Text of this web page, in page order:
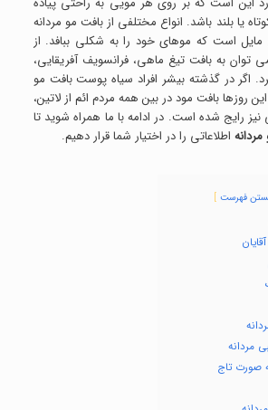
یا بلند باشد. انواع مختلفی از بافت مو مردانه
است که موهای خود را به شکلی ببافد. از
توان به بافت تیغ ماهی، فرانسویف آفریقایی،
اگر در گذشته بیشر افراد سیاه پوست بافت مو
روزها بافت مود در بین همه مردم ائم از لاتین،
رایج شده است. در ادامه با ما همراه شوید تا
اطلاعاتی را در اختیار شما قرار دهیم.
فهرست
مردانه
صورت تاج